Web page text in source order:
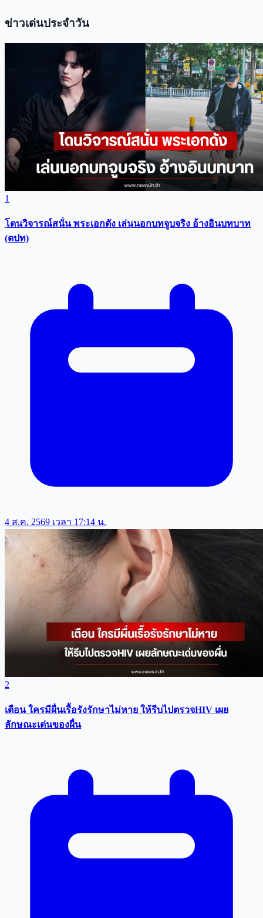
ข่าวเด่นประจำวัน
1
โดนวิจารณ์สนั่น พระเอกดัง เล่นนอกบทจูบจริง อ้างอินบทบาท
(ตปท)
4 ส.ค. 2569 เวลา 17:14 น.
2
เตือน ใครมีผื่นเรื้อรังรักษาไม่หาย ให้รีบไปตรวจHIV เผย
ลักษณะเด่นของผื่น